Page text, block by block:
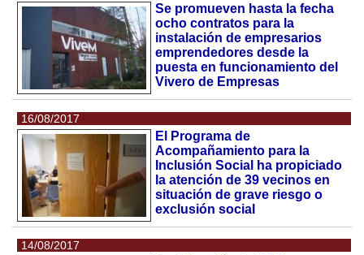
Se promueven hasta la fecha
ocho contratos para la
instalación de empresarios
emprendedores desde la
puesta en funcionamiento del
Vivero de Empresas
16/08/2017
El Programa de
Acompañamiento para la
Inclusión Social ha propiciado
la atención de 39 vecinos en
situación de grave riesgo o
exclusión social
14/08/2017